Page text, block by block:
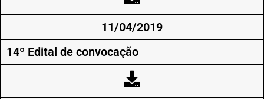
11/04/2019
14º Edital de convocação